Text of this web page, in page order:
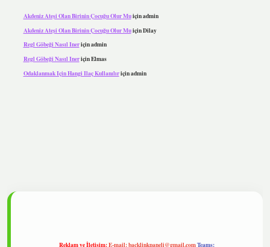
Akdeniz Ateşi Olan Birinin Çocuğu Olur Muiçinadmin
Akdeniz Ateşi Olan Birinin Çocuğu Olur MuiçinDilay
Regl Göbeği Nasıl Ineriçinadmin
Regl Göbeği Nasıl IneriçinElmas
Odaklanmak Için Hangi Ilaç Kullanılıriçinadmin
Reklam ve İletişim:E-mail:backlinkpaneli@gmail.comTeams: